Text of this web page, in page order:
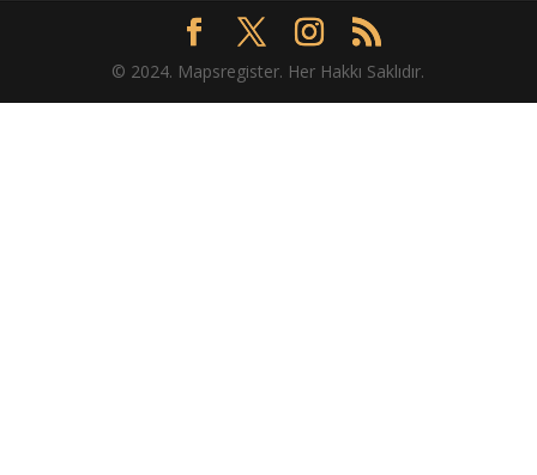
© 2024. Mapsregister. Her Hakkı Saklıdır.